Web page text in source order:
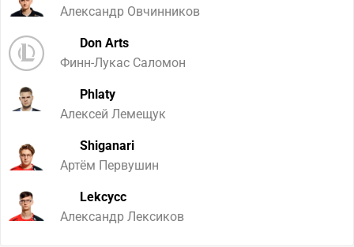
Александр Овчинников
Don Arts
Финн-Лукас Саломон
Phlaty
Алексей Лемещук
Shiganari
Артём Первушин
Lekcycc
Александр Лексиков